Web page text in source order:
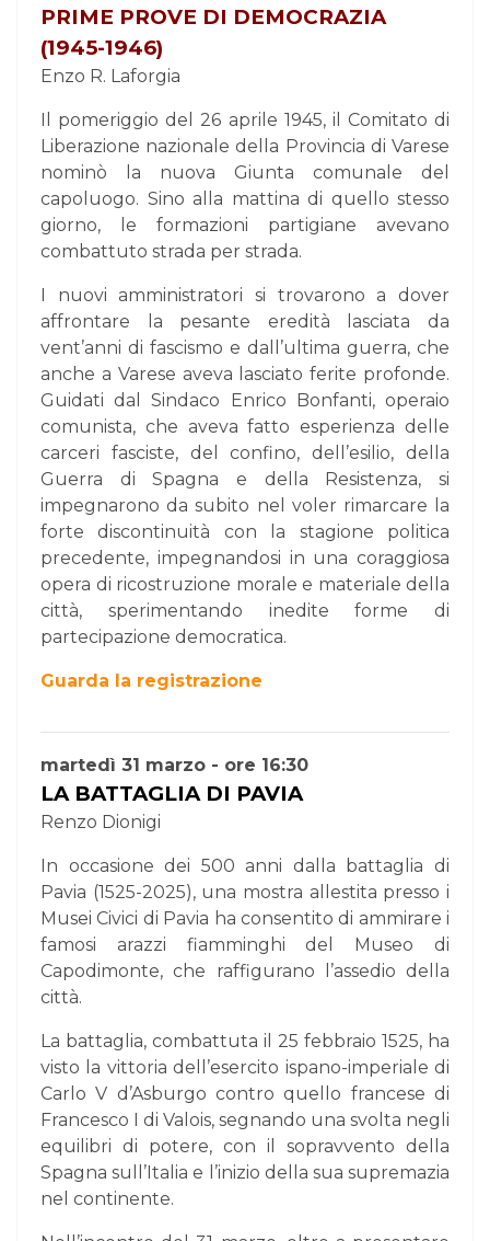
PRIME PROVE DI DEMOCRAZIA
(1945-1946)
Enzo R. Laforgia
Il pomeriggio del 26 aprile 1945, il Comitato di
Liberazione nazionale della Provincia di Varese
nominò la nuova Giunta comunale del
capoluogo. Sino alla mattina di quello stesso
giorno, le formazioni partigiane avevano
combattuto strada per strada.
I nuovi amministratori si trovarono a dover
affrontare la pesante eredità lasciata da
vent’anni di fascismo e dall’ultima guerra, che
anche a Varese aveva lasciato ferite profonde.
Guidati dal Sindaco Enrico Bonfanti, operaio
comunista, che aveva fatto esperienza delle
carceri fasciste, del confino, dell’esilio, della
Guerra di Spagna e della Resistenza, si
impegnarono da subito nel voler rimarcare la
forte discontinuità con la stagione politica
precedente, impegnandosi in una coraggiosa
opera di ricostruzione morale e materiale della
città, sperimentando inedite forme di
partecipazione democratica.
Guarda la registrazione
martedì 31 marzo - ore 16:30
LA BATTAGLIA DI PAVIA
Renzo Dionigi
In occasione dei 500 anni dalla battaglia di
Pavia (1525-2025), una mostra allestita presso i
Musei Civici di Pavia ha consentito di ammirare i
famosi arazzi fiamminghi del Museo di
Capodimonte, che raffigurano l’assedio della
città.
La battaglia, combattuta il 25 febbraio 1525, ha
visto la vittoria dell’esercito ispano-imperiale di
Carlo V d’Asburgo contro quello francese di
Francesco I di Valois, segnando una svolta negli
equilibri di potere, con il sopravvento della
Spagna sull’Italia e l’inizio della sua supremazia
nel continente.